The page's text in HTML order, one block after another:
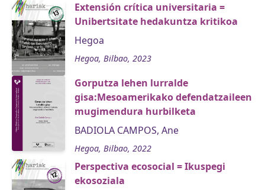
Extensión crítica universitaria =
Unibertsitate hedakuntza kritikoa
Hegoa
Hegoa, Bilbao, 2023
Gorputza lehen lurralde
gisa:Mesoamerikako defendatzaileen
mugimendura hurbilketa
BADIOLA CAMPOS, Ane
Hegoa, Bilbao, 2022
Perspectiva ecosocial = Ikuspegi
ekosoziala